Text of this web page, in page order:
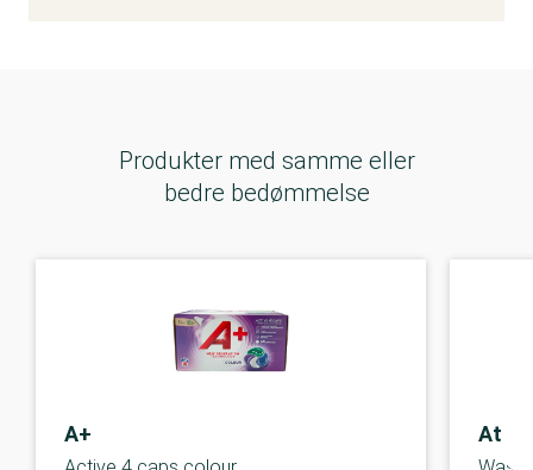
Produkter med samme eller
bedre bedømmelse
A+ At